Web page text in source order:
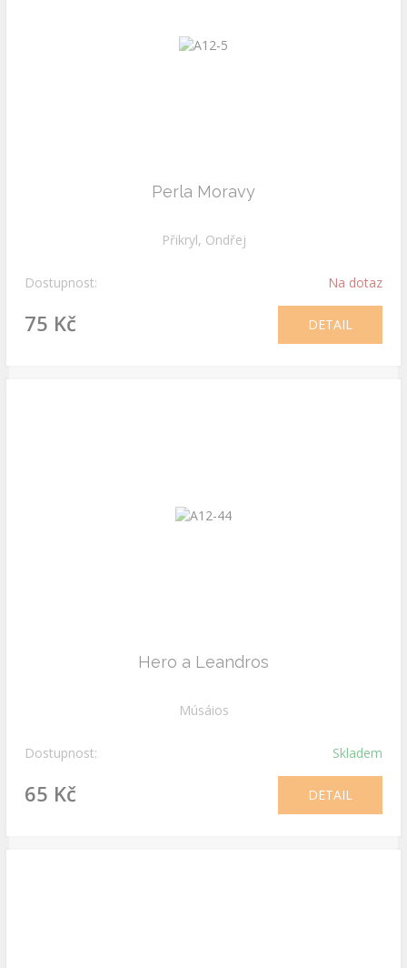
Perla Moravy
Přikryl, Ondřej
Dostupnost: Na dotaz
75 Kč DETAIL
Hero a Leandros
Músáios
Dostupnost: Skladem
65 Kč DETAIL